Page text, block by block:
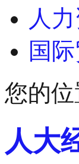
人
国
您的位
人大